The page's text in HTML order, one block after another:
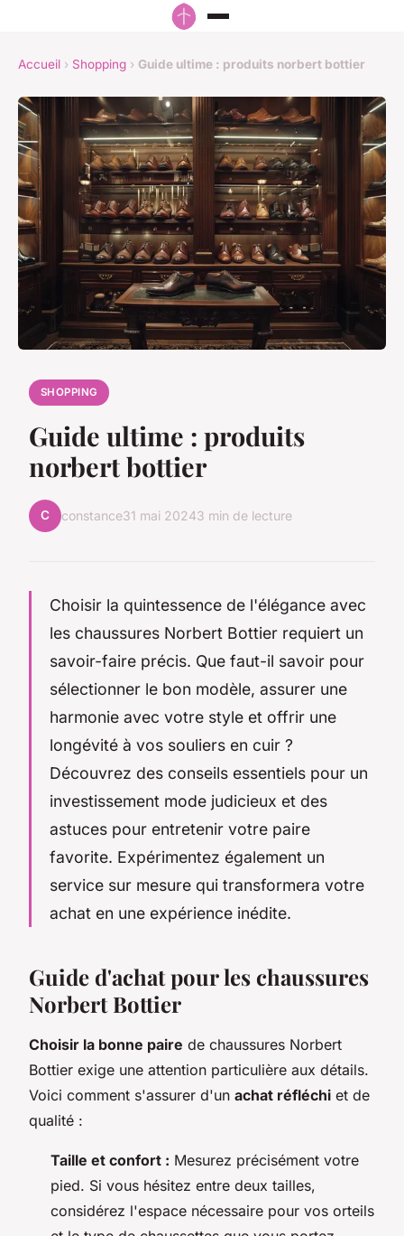
Accueil › Shopping › Guide ultime : produits norbert bottier
SHOPPING
Guide ultime : produits
norbert bottier
C constance31 mai 20243 min de lecture
Choisir la quintessence de l'élégance avec
les chaussures Norbert Bottier requiert un
savoir-faire précis. Que faut-il savoir pour
sélectionner le bon modèle, assurer une
harmonie avec votre style et offrir une
longévité à vos souliers en cuir ?
Découvrez des conseils essentiels pour un
investissement mode judicieux et des
astuces pour entretenir votre paire
favorite. Expérimentez également un
service sur mesure qui transformera votre
achat en une expérience inédite.
Guide d'achat pour les chaussures
Norbert Bottier
Choisir la bonne paire de chaussures Norbert
Bottier exige une attention particulière aux détails.
Voici comment s'assurer d'un achat réfléchi et de
qualité :
Taille et confort : Mesurez précisément votre
pied. Si vous hésitez entre deux tailles,
considérez l'espace nécessaire pour vos orteils